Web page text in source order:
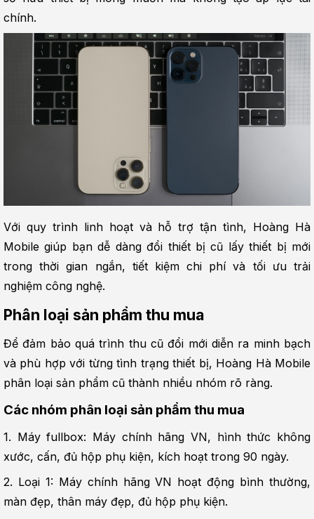
chính.
Với quy trình linh hoạt và hỗ trợ tận tình, Hoàng Hà
Mobile giúp bạn dễ dàng đổi thiết bị cũ lấy thiết bị mới
trong thời gian ngắn, tiết kiệm chi phí và tối ưu trải
nghiệm công nghệ.
Phân loại sản phẩm thu mua
Để đảm bảo quá trình thu cũ đổi mới diễn ra minh bạch
và phù hợp với từng tình trạng thiết bị, Hoàng Hà Mobile
phân loại sản phẩm cũ thành nhiều nhóm rõ ràng.
Các nhóm phân loại sản phẩm thu mua
1. Máy fullbox: Máy chính hãng VN, hình thức không
xước, cấn, đủ hộp phụ kiện, kích hoạt trong 90 ngày.
2. Loại 1: Máy chính hãng VN hoạt động bình thường,
màn đẹp, thân máy đẹp, đủ hộp phụ kiện.